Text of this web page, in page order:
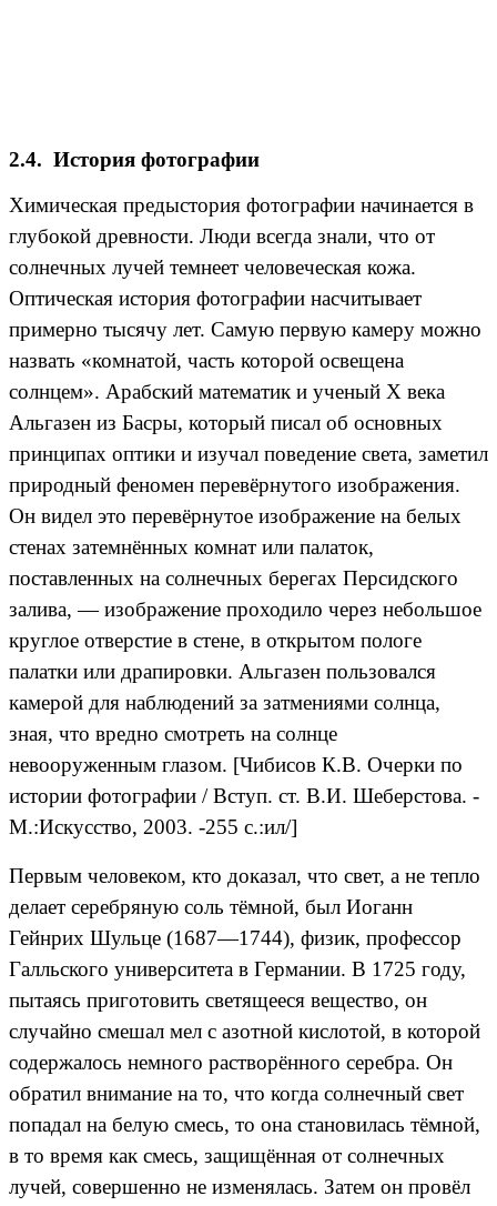
2.4. История фотографии
Химическая предыстория фотографии начинается в
глубокой древности. Люди всегда знали, что от
солнечных лучей темнеет человеческая кожа.
Оптическая история фотографии насчитывает
примерно тысячу лет. Самую первую камеру можно
назвать «комнатой, часть которой освещена
солнцем». Арабский математик и ученый X века
Альгазен из Басры, который писал об основных
принципах оптики и изучал поведение света, заметил
природный феномен перевёрнутого изображения.
Он видел это перевёрнутое изображение на белых
стенах затемнённых комнат или палаток,
поставленных на солнечных берегах Персидского
залива, — изображение проходило через небольшое
круглое отверстие в стене, в открытом пологе
палатки или драпировки. Альгазен пользовался
камерой для наблюдений за затмениями солнца,
зная, что вредно смотреть на солнце
невооруженным глазом. [Чибисов К.В. Очерки по
истории фотографии / Вступ. ст. В.И. Шеберстова. -
М.:Искусство, 2003. -255 с.:ил/]
Первым человеком, кто доказал, что свет, а не тепло
делает серебряную соль тёмной, был Иоганн
Гейнрих Шульце (1687—1744), физик, профессор
Галльского университета в Германии. В 1725 году,
пытаясь приготовить светящееся вещество, он
случайно смешал мел с азотной кислотой, в которой
содержалось немного растворённого серебра. Он
обратил внимание на то, что когда солнечный свет
попадал на белую смесь, то она становилась тёмной,
в то время как смесь, защищённая от солнечных
лучей, совершенно не изменялась. Затем он провёл